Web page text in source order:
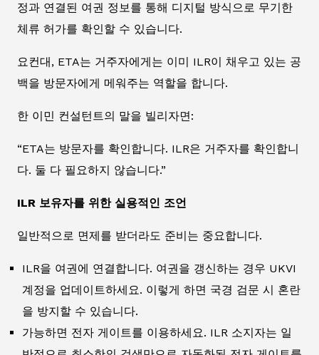
정과 연결된 여권 정보를 통해 디지털 방식으로 무기한
체류 허가를 확인할 수 있습니다.
요컨대, ETA는 거주자에게는 이미 ILR이 채우고 있는 공
백을 방문자에게 메워주는 역할을 합니다.
한 이민 컨설턴트의 말을 빌리자면:
“ETA는 방문자를 확인합니다. ILR은 거주자를 확인합니
다. 둘 다 필요하지 않습니다.”
ILR 보유자를 위한 실용적인 조언
일반적으로 면제를 받더라도 준비는 중요합니다.
ILR을 여권에 연결합니다. 여권을 갱신하는 경우 UKVI
계정을 업데이트하세요. 이렇게 하면 국경 검문 시 혼란
을 방지할 수 있습니다.
가능하면 전자 게이트를 이용하세요. ILR 소지자는 일